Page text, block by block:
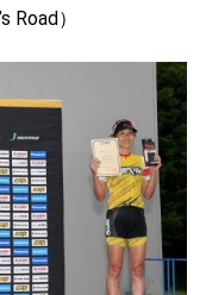
）